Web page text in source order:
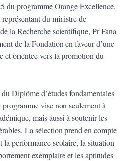
du programme Orange Excellence.
du ministre de
la Recherche scientifique, Pr Fana
de la Fondation en faveur d’une
et orientée vers la promotion du
Diplôme d’études fondamentales
vise non seulement à
mais aussi à soutenir les
La sélection prend en compte
la performance scolaire, la situation
exemplaire et les aptitudes